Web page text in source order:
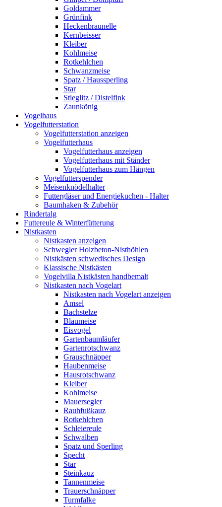
Goldammer
Grünfink
Heckenbraunelle
Kernbeisser
Kleiber
Kohlmeise
Rotkehlchen
Schwanzmeise
Spatz / Haussperling
Star
Stieglitz / Distelfink
Zaunkönig
Vogelhaus
Vogelfutterstation
Vogelfutterstation anzeigen
Vogelfutterhaus
Vogelfutterhaus anzeigen
Vogelfutterhaus mit Ständer
Vogelfutterhaus zum Hängen
Vogelfutterspender
Meisenknödelhalter
Futtergläser und Energiekuchen - Halter
Baumhaken & Zubehör
Rindertalg
Futtereule & Winterfütterung
Nistkasten
Nistkasten anzeigen
Schwegler Holzbeton-Nisthöhlen
Nistkästen schwedisches Design
Klassische Nistkästen
Vogelvilla Nistkästen handbemalt
Nistkasten nach Vogelart
Nistkasten nach Vogelart anzeigen
Amsel
Bachstelze
Blaumeise
Eisvogel
Gartenbaumläufer
Gartenrotschwanz
Grauschnäpper
Haubenmeise
Hausrotschwanz
Kleiber
Kohlmeise
Mauersegler
Rauhfußkauz
Rotkehlchen
Schleiereule
Schwalben
Spatz und Sperling
Specht
Star
Steinkauz
Tannenmeise
Trauerschnäpper
Turmfalke